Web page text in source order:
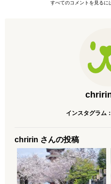
すべてのコメントを見るに
インスタグラム：
chririn さんの投稿